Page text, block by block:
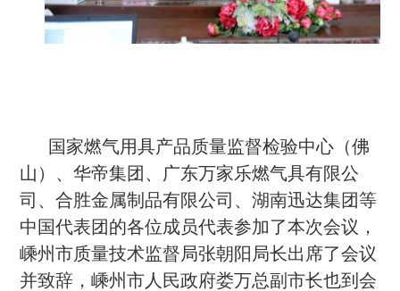
国家燃气用具产品质量监督检验中心（佛
山）、华帝集团、广东万家乐燃气具有限公
司、合胜金属制品有限公司、湖南迅达集团等
中国代表团的各位成员代表参加了本次会议，
嵊州市质量技术监督局张朝阳局长出席了会议
并致辞，嵊州市人民政府娄万总副市长也到会